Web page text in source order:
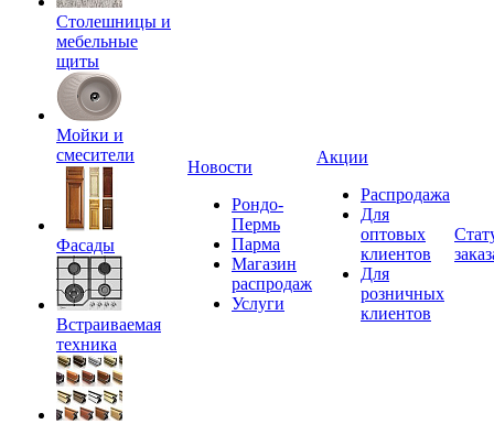
Столешницы и
мебельные
щиты
Мойки и
смесители
Фасады
Встраиваемая
техника
Новости
Рондо-
Пермь
Парма
Магазин
распродаж
Услуги
Акции
Распродажа
Для
оптовых
клиентов
Для
розничных
клиентов